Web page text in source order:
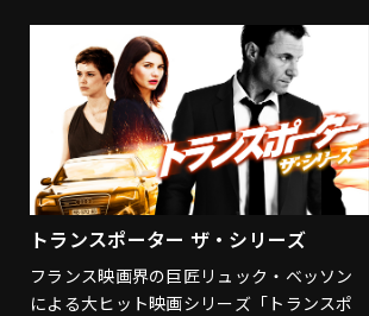
トランスポーター ザ・シリーズ
フランス映画界の巨匠リュック・ベッソン
による大ヒット映画シリーズ「トランスポ